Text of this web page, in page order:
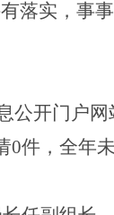
落实，事
公开门户
0件，全年